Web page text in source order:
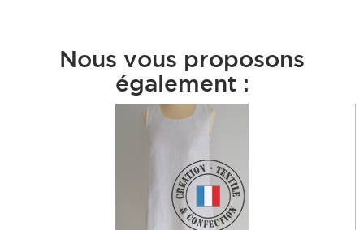
Nous vous proposons
également :